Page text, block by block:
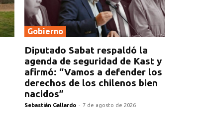
Gobierno
Diputado Sabat respaldó la
agenda de seguridad de Kast y
afirmó: “Vamos a defender los
derechos de los chilenos bien
nacidos”
Sebastián Gallardo - 7 de agosto de 2026